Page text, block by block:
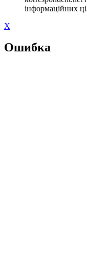
інформаційних
X
Ошибка